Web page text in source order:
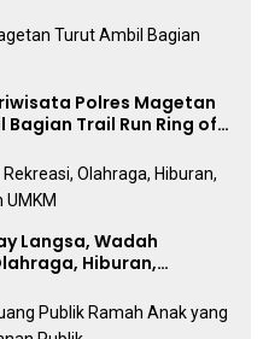
Polres Magetan
Bagian Trail Run Ring of
Langsa, Wadah
Hiburan,